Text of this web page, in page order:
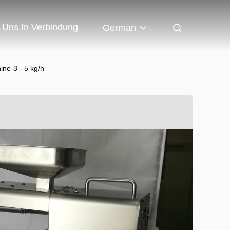
In Verbindung German
3 - 5 kg/h